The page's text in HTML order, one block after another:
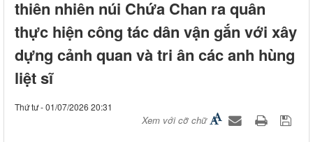
thiên nhiên núi Chứa Chan ra quân
thực hiện công tác dân vận gắn với xây
dựng cảnh quan và tri ân các anh hùng
liệt sĩ
Thứ tư - 01/07/2026 20:31
Xem với cỡ chữ